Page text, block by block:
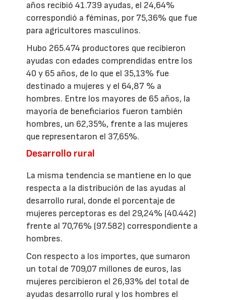
años recibió 41.739 ayudas, el 24,64%
correspondió a féminas, por 75,36% que fue
para agricultores masculinos.
Hubo 265.474 productores que recibieron
ayudas con edades comprendidas entre los
40 y 65 años, de lo que el 35,13% fue
destinado a mujeres y el 64,87 % a
hombres. Entre los mayores de 65 años, la
mayoría de beneficiarios fueron también
hombres, un 62,35%, frente a las mujeres
que representaron el 37,65%.
Desarrollo rural
La misma tendencia se mantiene en lo que
respecta a la distribución de las ayudas al
desarrollo rural, donde el porcentaje de
mujeres perceptoras es del 29,24% (40.442)
frente al 70,76% (97.582) correspondiente a
hombres.
Con respecto a los importes, que sumaron
un total de 709,07 millones de euros, las
mujeres percibieron el 26,93% del total de
ayudas desarrollo rural y los hombres el